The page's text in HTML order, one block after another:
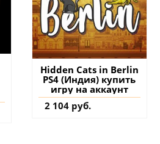
Hidden Cats in Berlin
PS4 (Индия) купить
игру на аккаунт
2 104 руб.